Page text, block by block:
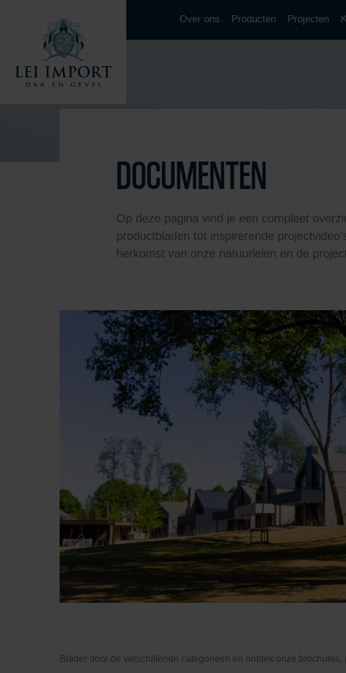
Over ons Producten Projecten
DOCUMENTEN
Op deze pagina vind je een compleet
productbladen tot inspirerende
herkomst van onze natuurleien en de
Blader door de verschillende categorieën en ontdek onze